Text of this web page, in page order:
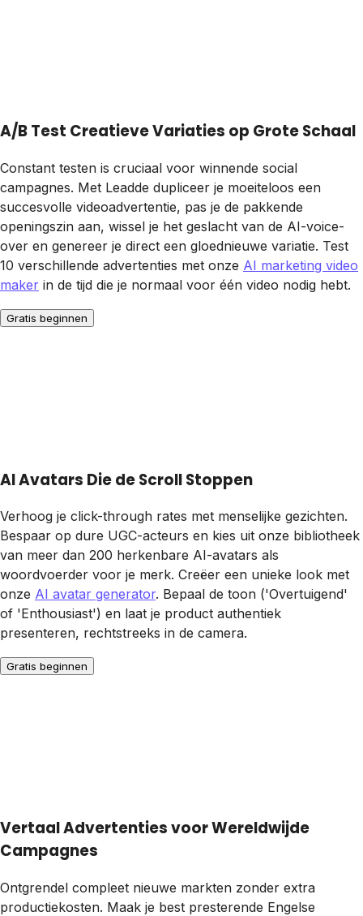
A/B Test Creatieve Variaties op Grote Schaal
Constant testen is cruciaal voor winnende social
campagnes. Met Leadde dupliceer je moeiteloos een
succesvolle videoadvertentie, pas je de pakkende
openingszin aan, wissel je het geslacht van de AI-voice-
over en genereer je direct een gloednieuwe variatie. Test
10 verschillende advertenties met onze AI marketing video
maker in de tijd die je normaal voor één video nodig hebt.
Gratis beginnen
AI Avatars Die de Scroll Stoppen
Verhoog je click-through rates met menselijke gezichten.
Bespaar op dure UGC-acteurs en kies uit onze bibliotheek
van meer dan 200 herkenbare AI-avatars als
woordvoerder voor je merk. Creëer een unieke look met
onze AI avatar generator. Bepaal de toon ('Overtuigend'
of 'Enthousiast') en laat je product authentiek
presenteren, rechtstreeks in de camera.
Gratis beginnen
Vertaal Advertenties voor Wereldwijde
Campagnes
Ontgrendel compleet nieuwe markten zonder extra
productiekosten. Maak je best presterende Engelse